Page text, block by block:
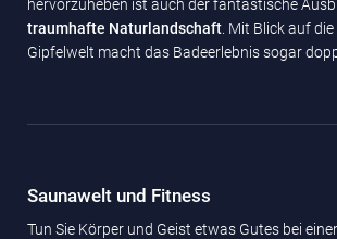
hervorzuheben ist auch der fantastische
traumhafte Naturlandschaft . Mit Blick auf
Gipfelwelt macht das Badeerlebnis sogar
Saunawelt und Fitness
Tun Sie Körper und Geist etwas Gutes bei